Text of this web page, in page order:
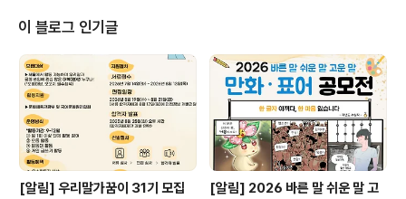
이 블로그 인기글
[알림] 우리말가꿈이 31기 모집
[알림] 2026 바른 말 쉬운 말 고